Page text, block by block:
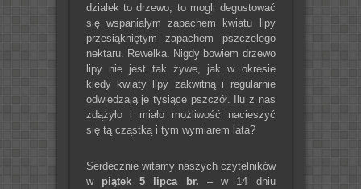
działek to drzewo, to mogli degustować
się wspaniałym zapachem kwiatu lipy
przesiąkniętym zapachem pszczelego
nektaru. Rewelka. Nigdy bowiem drzewo
lipy nie jest tak żywe, jak w okresie
kiedy kwiaty lipy zakwitną i regularnie
odwiedzają je tysiące pszczół. Ilu z nas
zdążyło i miało możliwość nacieszyć
się tą cząstką i tym wymiarem lata?
Serdecznie witamy naszych czytelników
wpiątek 5 lipca br. – w 14 dniu